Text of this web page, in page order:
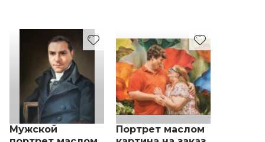
Мужской
Портрет маслом